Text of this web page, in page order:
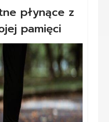
płynące z
pamięci